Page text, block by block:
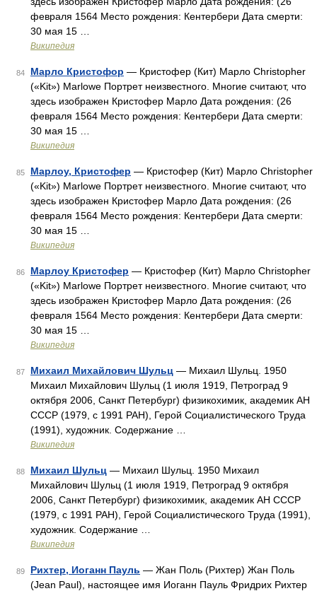
февраля 1564 Место рождения: Кентербери Дата смерти:
30 мая 15 …
Википедия
84 Марло Кристофор — Кристофер (Кит) Марло Christopher
(«Kit») Marlowe Портрет неизвестного. Многие считают, что
здесь изображен Кристофер Марло Дата рождения: (26
февраля 1564 Место рождения: Кентербери Дата смерти:
30 мая 15 …
Википедия
85 Марлоу, Кристофер — Кристофер (Кит) Марло Christopher
(«Kit») Marlowe Портрет неизвестного. Многие считают, что
здесь изображен Кристофер Марло Дата рождения: (26
февраля 1564 Место рождения: Кентербери Дата смерти:
30 мая 15 …
Википедия
86 Марлоу Кристофер — Кристофер (Кит) Марло Christopher
(«Kit») Marlowe Портрет неизвестного. Многие считают, что
здесь изображен Кристофер Марло Дата рождения: (26
февраля 1564 Место рождения: Кентербери Дата смерти:
30 мая 15 …
Википедия
87 Михаил Михайлович Шульц — Михаил Шульц. 1950
Михаил Михайлович Шульц (1 июля 1919, Петроград 9
октября 2006, Санкт Петербург) физикохимик, академик АН
СССР (1979, с 1991 РАН), Герой Социалистического Труда
(1991), художник. Содержание …
Википедия
88 Михаил Шульц — Михаил Шульц. 1950 Михаил
Михайлович Шульц (1 июля 1919, Петроград 9 октября
2006, Санкт Петербург) физикохимик, академик АН СССР
(1979, с 1991 РАН), Герой Социалистического Труда (1991),
художник. Содержание …
Википедия
89 Рихтер, Иоганн Пауль — Жан Поль (Рихтер) Жан Поль
(Jean Paul), настоящее имя Иоганн Пауль Фридрих Рихтер